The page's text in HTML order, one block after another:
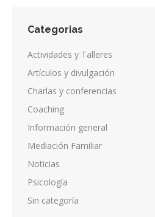
Categorias
Actividades y Talleres
Artículos y divulgación
Charlas y conferencias
Coaching
Información general
Mediación Familiar
Noticias
Psicología
Sin categoría